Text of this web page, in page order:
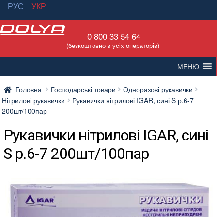
РУС
УКР
Перейти
навігації
Перейти
вмісту
0 800 33 54 64
(безкоштовно з усіх операторів)
МЕНЮ
Головна Господарські товари
Одноразові рукавички
Нітрилові рукавички
Рукавички нітрилові IGAR, сині S р.6-7
200шт/100пар
Рукавички нітрилові IGAR, сині
S р.6-7 200шт/100пар